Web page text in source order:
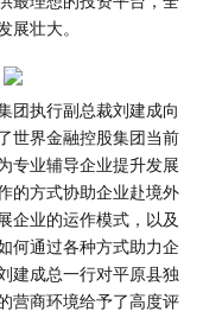
展壮大。
团执行副总裁刘建成向
世界金融控股集团当前
专业辅导企业提升发展
的方式协助企业赴境外
企业的运作模式，以及
何通过各种方式助力企
建成总一行对平原县独
营商环境给予了高度评